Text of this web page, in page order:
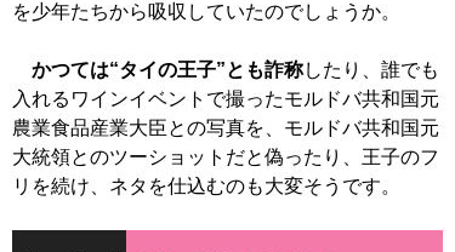
を少年たちから吸収していたのでしょうか。
かつては“タイの王子”とも詐称したり、誰でも
入れるワインイベントで撮ったモルドバ共和国元
農業食品産業大臣との写真を、モルドバ共和国元
大統領とのツーショットだと偽ったり、王子のフ
リを続け、ネタを仕込むのも大変そうです。